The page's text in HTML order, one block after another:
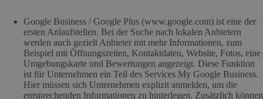
Google Business / Google Plus (www.google.com) ist eine der
ersten Anlaufstellen. Bei der Suche nach lokalen Anbietern
werden auch gezielt Anbieter mit mehr Informationen, zum
Beispiel mit Öffnungszeiten, Kontaktdaten, Website, Fotos, eine
Umgebungskarte und Bewertungen angezeigt. Diese Funktion
ist für Unternehmen ein Teil des Services My Google Business.
Hier müssen sich Unternehmen explizit anmelden, um die
entsprechenden Informationen zu hinterlegen. Zusätzlich können